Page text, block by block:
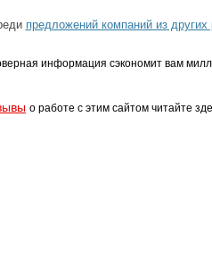
предложений компаний из
информация сэкономит вам
о работе с этим сайтом читайте